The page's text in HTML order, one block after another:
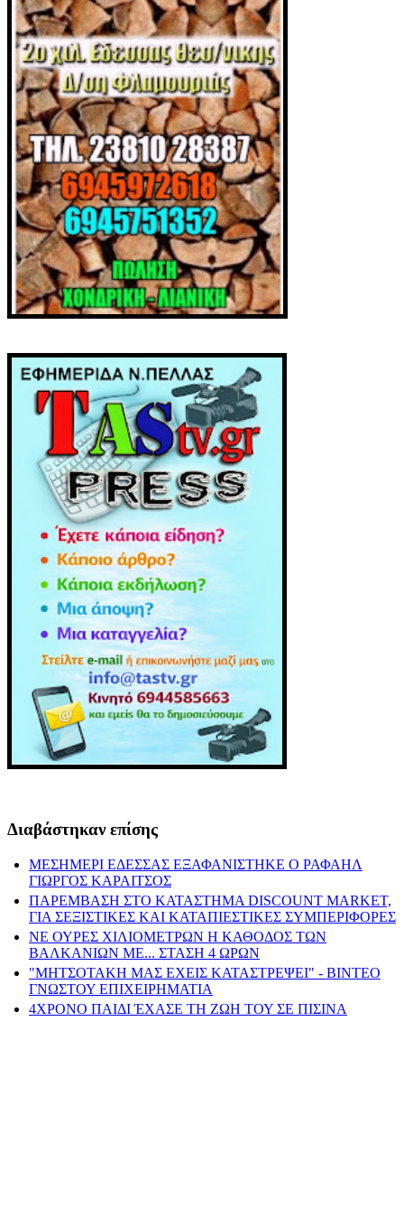
Διαβάστηκαν επίσης
ΜΕΣΗΜΕΡΙ ΕΔΕΣΣΑΣ ΕΞΑΦΑΝΙΣΤΗΚΕ Ο ΡΑΦΑΗΛ
ΓΙΩΡΓΟΣ ΚΑΡΑΙΤΣΟΣ
ΠΑΡΕΜΒΑΣΗ ΣΤΟ ΚΑΤΑΣΤΗΜΑ DISCOUNT MARKET,
ΓΙΑ ΣΕΞΙΣΤΙΚΕΣ ΚΑΙ ΚΑΤΑΠΙΕΣΤΙΚΕΣ ΣΥΜΠΕΡΙΦΟΡΕΣ
ΝΕ ΟΥΡΕΣ ΧΙΛΙΟΜΕΤΡΩΝ Η ΚΑΘΟΔΟΣ ΤΩΝ
ΒΑΛΚΑΝΙΩΝ ΜΕ... ΣΤΑΣΗ 4 ΩΡΩΝ
"ΜΗΤΣΟΤΑΚΗ ΜΑΣ ΕΧΕΙΣ ΚΑΤΑΣΤΡΕΨΕΙ" - ΒΙΝΤΕΟ
ΓΝΩΣΤΟΥ ΕΠΙΧΕΙΡΗΜΑΤΙΑ
4ΧΡΟΝΟ ΠΑΙΔΙ ΈΧΑΣΕ ΤΗ ΖΩΗ ΤΟΥ ΣΕ ΠΙΣΙΝΑ